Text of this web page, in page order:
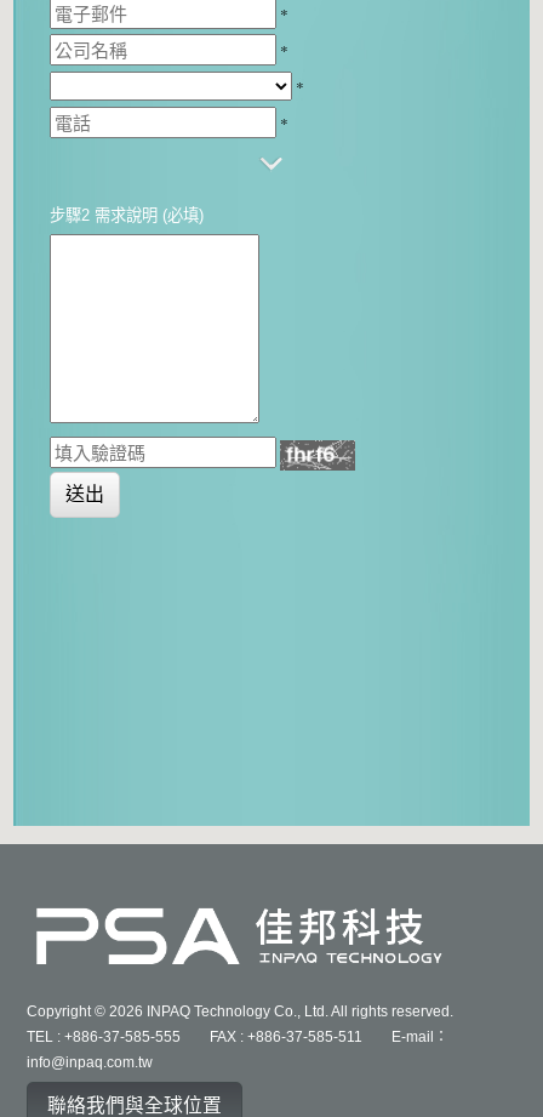
*
*
*
*
步驟2 需求說明 (必填)
送出
Copyright © 2026 INPAQ Technology Co., Ltd. All rights reserved.
TEL : +886-37-585-555 FAX : +886-37-585-511 E-mail：
info@inpaq.com.tw
聯絡我們與全球位置